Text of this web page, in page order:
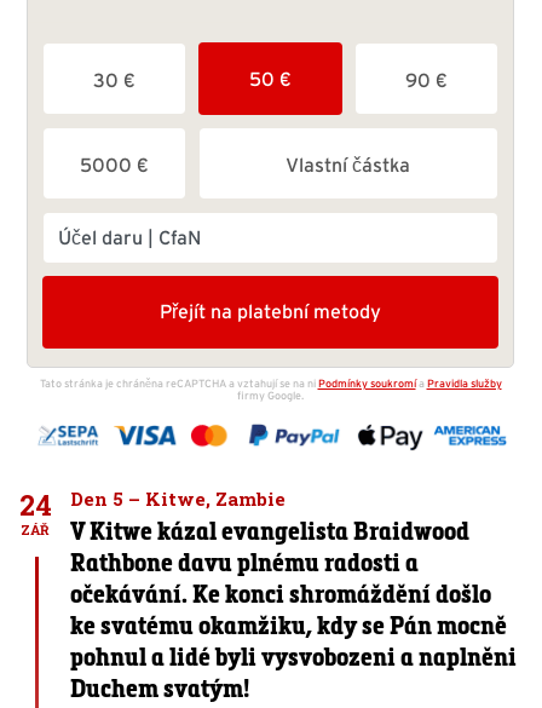
24
ZÁŘ
Den 5 – Kitwe, Zambie
V Kitwe kázal evangelista Braidwood
Rathbone davu plnému radosti a
očekávání. Ke konci shromáždění došlo
ke svatému okamžiku, kdy se Pán mocně
pohnul a lidé byli vysvobozeni a naplněni
Duchem svatým!